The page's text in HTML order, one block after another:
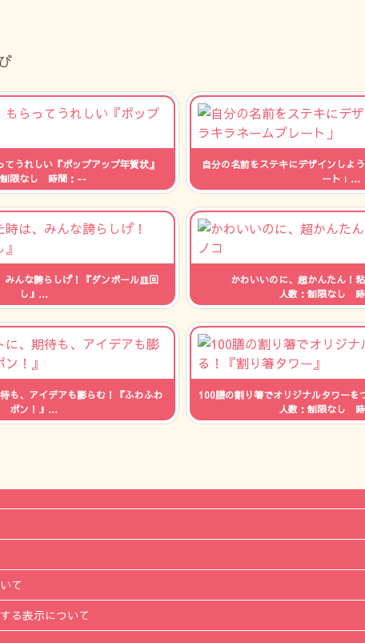
うれしい『ポップアップ年賀状』
制限なし 時間：--
自分の名前をステキにデザインしよ
ート」
人数：制限なし
みんな誇らしげ！『ダンボール皿回
し』
制限なし 時間：--
かわいいのに、超かんたん！
人数：制限なし
も、アイデアも膨らむ！『ふわふわ
ポン！』
制限なし 時間：--
100膳の割り箸でオリジナルタワーを
人数：制限なし
て
る表示について